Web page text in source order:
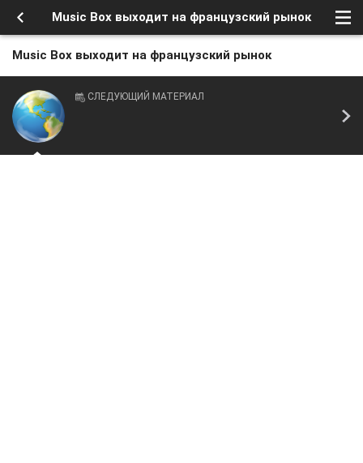
Music Box выходит на французский рынок
Music Box выходит на французский рынок
СЛЕДУЮЩИЙ МАТЕРИАЛ